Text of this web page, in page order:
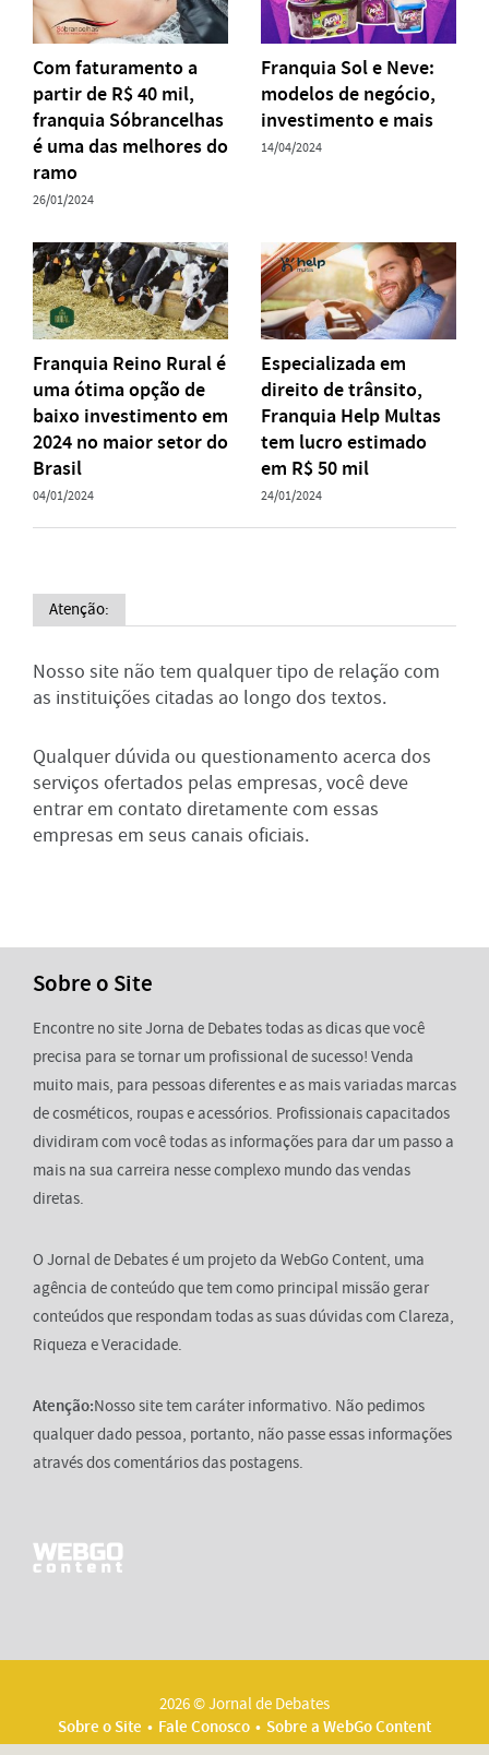
Com faturamento a
partir de R$ 40 mil,
franquia Sóbrancelhas
é uma das melhores do
ramo
26/01/2024
Franquia Sol e Neve:
modelos de negócio,
investimento e mais
14/04/2024
Franquia Reino Rural é
uma ótima opção de
baixo investimento em
2024 no maior setor do
Brasil
04/01/2024
Especializada em
direito de trânsito,
Franquia Help Multas
tem lucro estimado
em R$ 50 mil
24/01/2024
Atenção:
Nosso site não tem qualquer tipo de relação com
as instituições citadas ao longo dos textos.
Qualquer dúvida ou questionamento acerca dos
serviços ofertados pelas empresas, você deve
entrar em contato diretamente com essas
empresas em seus canais oficiais.
Sobre o Site
Encontre no site Jorna de Debates todas as dicas que você
precisa para se tornar um profissional de sucesso! Venda
muito mais, para pessoas diferentes e as mais variadas marcas
de cosméticos, roupas e acessórios. Profissionais capacitados
dividiram com você todas as informações para dar um passo a
mais na sua carreira nesse complexo mundo das vendas
diretas.
O Jornal de Debates é um projeto da WebGo Content, uma
agência de conteúdo que tem como principal missão gerar
conteúdos que respondam todas as suas dúvidas com Clareza,
Riqueza e Veracidade.
Atenção:Nosso site tem caráter informativo. Não pedimos
qualquer dado pessoa, portanto, não passe essas informações
através dos comentários das postagens.
2026 © Jornal de Debates
Sobre o Site
Fale Conosco Sobre a WebGo Content